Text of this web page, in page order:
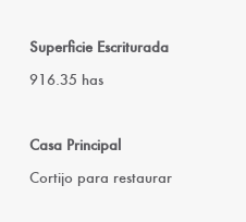
Superficie Escriturada
916.35 has
Casa Principal
Cortijo para restaurar